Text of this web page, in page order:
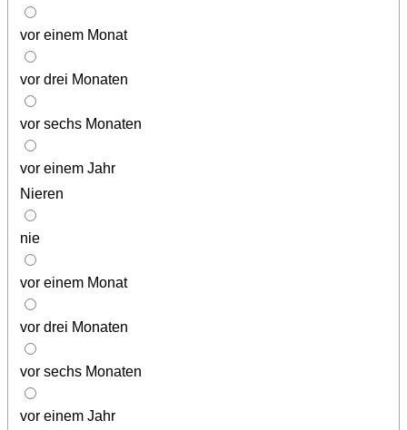
vor einem Monat
vor drei Monaten
vor sechs Monaten
vor einem Jahr
Nieren
nie
vor einem Monat
vor drei Monaten
vor sechs Monaten
vor einem Jahr